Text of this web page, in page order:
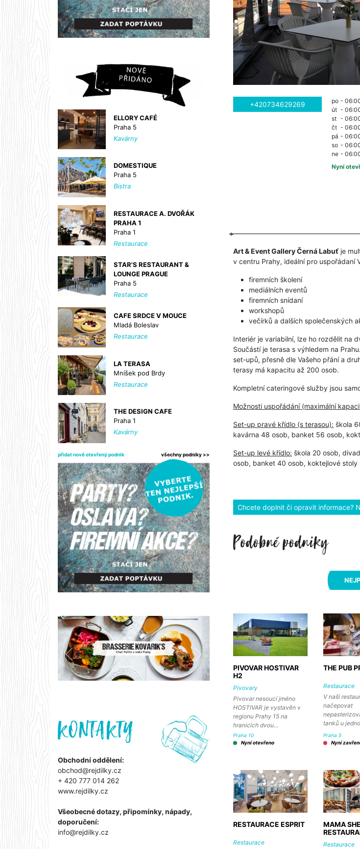
ELLORY CAFÉ
Praha 5
Kavárny
DOMESTIQUE
Praha 5
Bistra
RESTAURACE A. DVOŘÁK
PRAHA 1
Praha 1
Restaurace
STAR'S RESTAURANT &
LOUNGE PRAGUE
Praha 5
Restaurace
CAFE SRDCE V MOUCE
Mladá Boleslav
Restaurace
LA TERASA
Mníšek pod Brdy
Restaurace
THE DESIGN CAFE
Praha 1
Kavárny
přidat nově otevřený podnik všechny podniky >>
Předchozí Další
Obchodní oddělení:
obchod@rejdilky.cz
+ 420 777 014 262
www.rejdilky.cz
Všeobecné dotazy, připomínky, nápady,
doporučení:
info@rejdilky.cz
+420734629269 po -
út -
st -
čt -
pá -
so -
ne -
Nyní
Art & Event Gallery Černá Labuť je
v centru Prahy, ideální pro uspořádaní
firemních školení
mediálních eventů
firemních snídaní
workshopů
večírků a dalších společenských
Interiér je variabilní, lze ho rozdělit na
Součástí je terasa s výhledem na
set-upů, přesně dle Vašeho přání a
terasy má kapacitu až 200 osob.
Kompletní cateringové služby jsou
Možnosti uspořádání (maximální
Set-up pravé křídlo (s terasou): škola
kavárna 48 osob, banket 56 osob,
Set-up levé křídlo: škola 20 osob,
osob, banket 40 osob, koktejlové stoly
Chcete doplnit či opravit informace?
PIVOVAR HOSTIVAR
H2
Pivovary
Pivovar nesoucí jméno
HOSTIVAR je vystavěn v
regionu Prahy 15 na
hranicích dvou…
Praha 10
Nyní otevřeno
THE PUB
Restaurace
V naší
načepovat
tanků u
Praha 5
Nyní
RESTAURACE ESPRIT
Restaurace
MAMA
Restaurace